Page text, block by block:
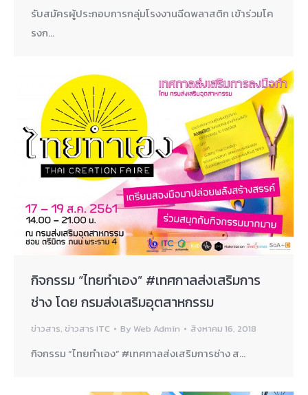
รับสมัครผู้ประกอบการกลุ่มโรงงานฉีดพลาสติก เข้าร่วมโค
รงก…
กิจกรรม “ไทยทำเอง” #เทศกาลส่งเสริมการ
ช่าง โดย กรมส่งเสริมอุตสาหกรรม
ข่าวสาร, ข่าวสาร ITC By Web Admin สิงหาคม 16, 2018
กิจกรรม “ไทยทำเอง” #เทศกาลส่งเสริมการช่าง ส…